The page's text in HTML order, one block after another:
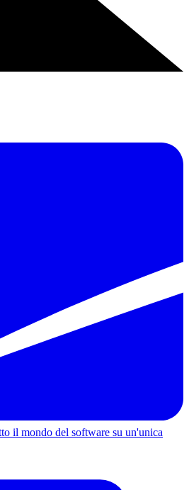
il mondo del software su un'unica